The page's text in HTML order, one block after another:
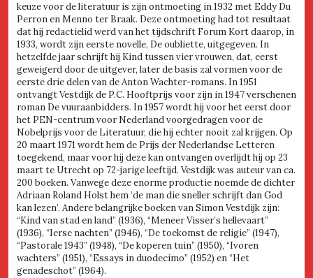
keuze voor de literatuur is zijn ontmoeting in 1932 met Eddy Du
Perron en Menno ter Braak. Deze ontmoeting had tot resultaat
dat hij redactielid werd van het tijdschrift Forum Kort daarop, in
1933, wordt zijn eerste novelle, De oubliette, uitgegeven. In
hetzelfde jaar schrijft hij Kind tussen vier vrouwen, dat, eerst
geweigerd door de uitgever, later de basis zal vormen voor de
eerste drie delen van de Anton Wachter-romans. In 1951
ontvangt Vestdijk de P.C. Hooftprijs voor zijn in 1947 verschenen
roman De vuuraanbidders. In 1957 wordt hij voor het eerst door
het PEN-centrum voor Nederland voorgedragen voor de
Nobelprijs voor de Literatuur, die hij echter nooit zal krijgen. Op
20 maart 1971 wordt hem de Prijs der Nederlandse Letteren
toegekend, maar voor hij deze kan ontvangen overlijdt hij op 23
maart te Utrecht op 72-jarige leeftijd. Vestdijk was auteur van ca.
200 boeken. Vanwege deze enorme productie noemde de dichter
Adriaan Roland Holst hem ‘de man die sneller schrijft dan God
kan lezen’. Andere belangrijke boeken van Simon Vestdijk zijn:
“Kind van stad en land” (1936), “Meneer Visser’s hellevaart”
(1936), “Ierse nachten” (1946), “De toekomst de religie” (1947),
“Pastorale 1943” (1948), “De koperen tuin” (1950), “Ivoren
wachters” (1951), “Essays in duodecimo” (1952) en “Het
genadeschot” (1964).